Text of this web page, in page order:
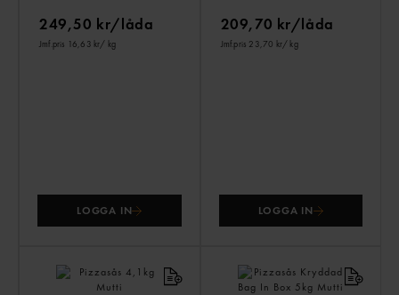
249,50 kr/låda
Jmf.pris 16,63 kr/ kg
LOGGA IN
209,70 kr/låda
Jmf.pris 23,70 kr/ kg
LOGGA IN